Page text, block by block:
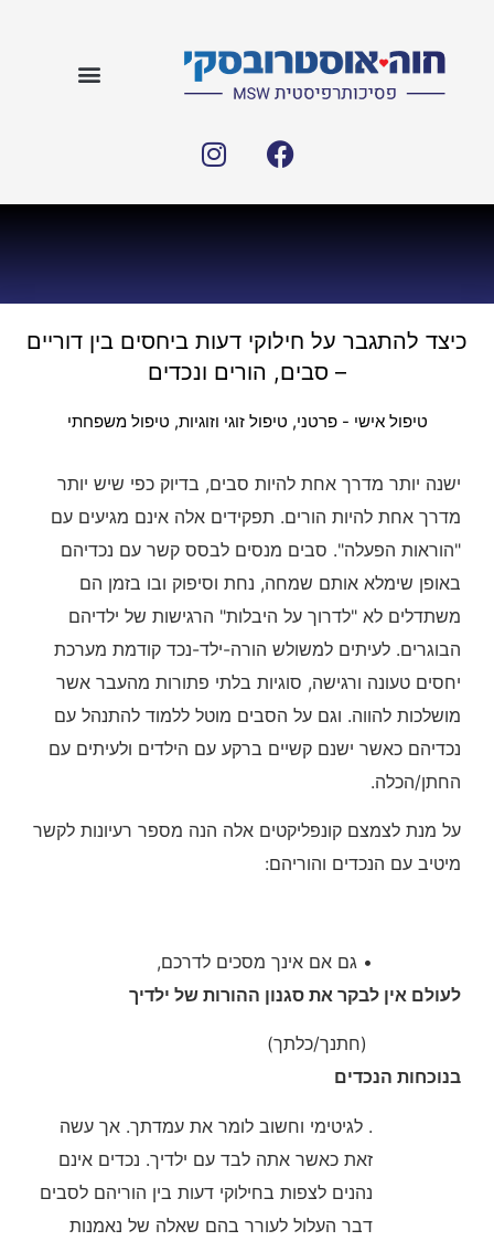
כיצד להתגבר על חילוקי דעות ביחסים בין דוריים
– סבים, הורים ונכדים
טיפול אישי - פרטני, טיפול זוגי וזוגיות, טיפול משפחתי
ישנה יותר מדרך אחת להיות סבים, בדיוק כפי שיש יותר
מדרך אחת להיות הורים. תפקידים אלה אינם מגיעים עם
"הוראות הפעלה". סבים מנסים לבסס קשר עם נכדיהם
באופן שימלא אותם שמחה, נחת וסיפוק ובו בזמן הם
משתדלים לא "לדרוך על היבלות" הרגישות של ילדיהם
הבוגרים. לעיתים למשולש הורה-ילד-נכד קודמת מערכת
יחסים טעונה ורגישה, סוגיות בלתי פתורות מהעבר אשר
מושלכות להווה. וגם על הסבים מוטל ללמוד להתנהל עם
נכדיהם כאשר ישנם קשיים ברקע עם הילדים ולעיתים עם
החתן/הכלה.
על מנת לצמצם קונפליקטים אלה הנה מספר רעיונות לקשר
מיטיב עם הנכדים והוריהם:
• גם אם אינך מסכים לדרכם,
לעולם אין לבקר את סגנון ההורות של ילדיך
(חתנך/כלתך)
בנוכחות הנכדים
. לגיטימי וחשוב לומר את עמדתך. אך עשה
זאת כאשר אתה לבד עם ילדיך. נכדים אינם
נהנים לצפות בחילוקי דעות בין הוריהם לסבים
דבר העלול לעורר בהם שאלה של נאמנות